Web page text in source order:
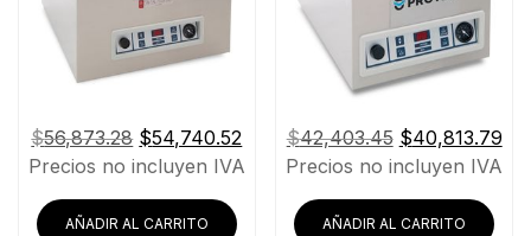
$56,873.28 El
precio
era:
$54,740.52
precio
Precios no incluyen IVA
AÑADIR AL CARRITO
$42,403.45 El
precio
era:
$40,813.79El
Precios no incluyen IVA
AÑADIR AL CARRITO